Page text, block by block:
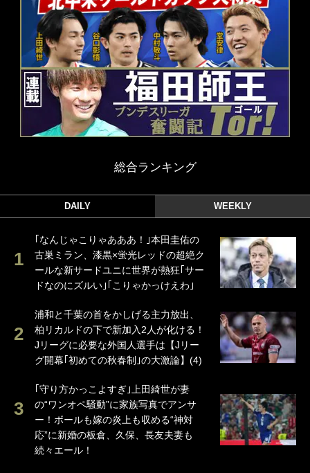
総合ランキング
DAILY WEEKLY
｢なんじゃこりゃあああ！｣本田圭佑の
古巣ミラン、漆黒×蛍光レッドの超絶ク
ールな新サードユニに世界が熱狂｢サー
ドなのにズルい｣｢こりゃかっけえわ｣
浦和と千葉の首をかしげる主力放出、
柏リカルドの下で新加入2人が化ける！
Jリーグに必要な外国人選手は【Jリー
グ開幕｢初めての秋春制｣の大激論】(4)
｢守り方かっこよすぎ｣上田綺世が妻
の“ワンオペ騒動”に家族写真でアンサ
ー！ボールも嫁の炎上も収める“神対
応”に新婚の板倉、久保、長友夫妻も
続々エール！